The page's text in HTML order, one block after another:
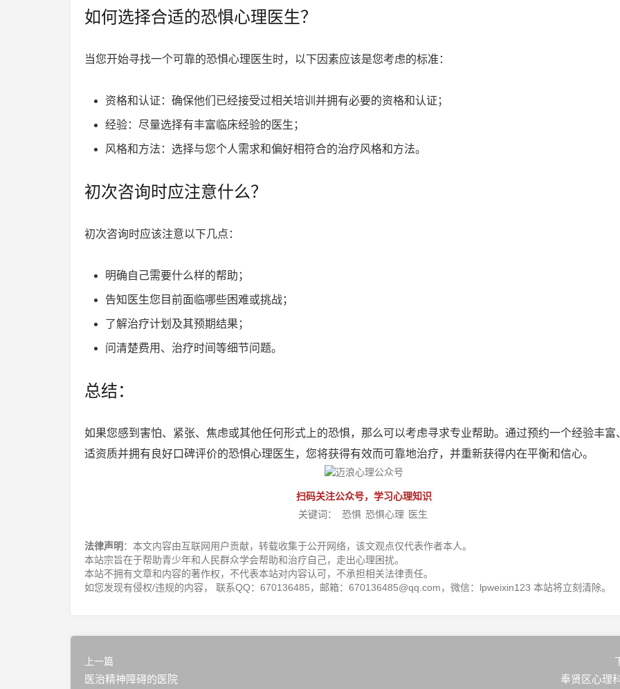
如何选择合适的恐惧心理医生？
当您开始寻找一个可靠的恐惧心理医生时，以下因素应该是您考虑的标准：
资格和认证：确保他们已经接受过相关培训并拥有必要的资格和认证；
经验：尽量选择有丰富临床经验的医生；
风格和方法：选择与您个人需求和偏好相符合的治疗风格和方法。
初次咨询时应注意什么？
初次咨询时应该注意以下几点：
明确自己需要什么样的帮助；
告知医生您目前面临哪些困难或挑战；
了解治疗计划及其预期结果；
问清楚费用、治疗时间等细节问题。
总结：
如果您感到害怕、紧张、焦虑或其他任何形式上的恐惧，那么可以考虑寻求专业帮助。通过预约一个经验丰富
适资质并拥有良好口碑评价的恐惧心理医生，您将获得有效而可靠地治疗，并重新获得内在平衡和信心。
扫码关注公众号，学习心理知识
关键词：
恐惧 恐惧心理 医生
法律声明 ：本文内容由互联网用户贡献，转载收集于公开网络，该文观点仅代表作者本人。
本站宗旨在于帮助青少年和人民群众学会帮助和治疗自己，走出心理困扰。
本站不拥有文章和内容的著作权，不代表本站对内容认可，不承担相关法律责任。
如您发现有侵权/违规的内容， 联系QQ：670136485，邮箱：670136485@qq.com，微信：lpweixin123 本站将立刻清除。
上一篇
医治精神障碍的医院 奉贤区心理